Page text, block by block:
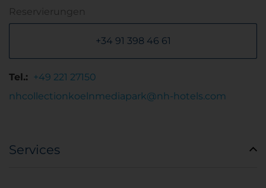
Reservierungen
+34 91 398 46 61
Tel.: +49 221 27150
nhcollectionkoelnmediapark@nh-hotels.com
Services